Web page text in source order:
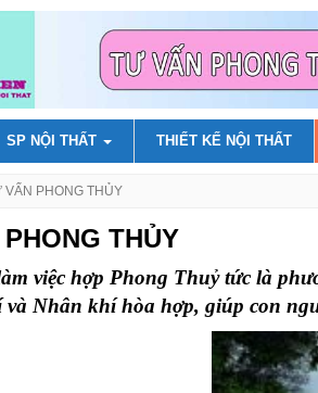
SP NỘI THẤT THIẾT KẾ NỘI THẤT
VẤN PHONG THỦY
THỦY
việc hợp Phong Thuỷ tức là
Nhân khí hòa hợp, giúp con